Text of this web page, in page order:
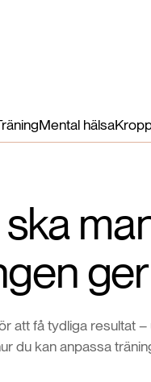
Mental hälsa
att få tydliga resultat
du kan anpassa